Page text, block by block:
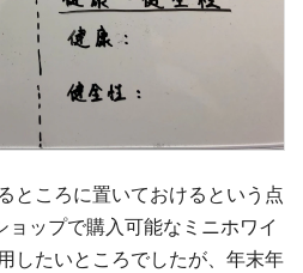
ところに置いておけるという点
ップで購入可能なミニホワイ
したいところでしたが、年末年